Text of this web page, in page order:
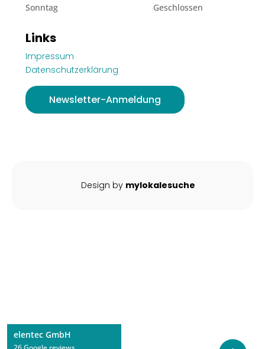
Sonntag
Geschlossen
Links
Impressum
Datenschutzerklärung
Newsletter-Anmeldung
Design by mylokalesuche
elentec GmbH